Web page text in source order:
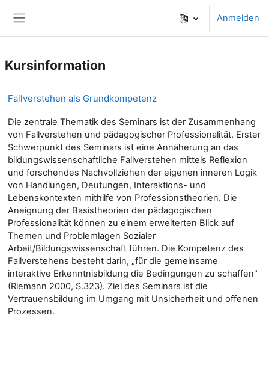
Anmelden
Kursinformation
Fallverstehen als Grundkompetenz
Die zentrale Thematik des Seminars ist der Zusammenhang
von Fallverstehen und pädagogischer Professionalität. Erster
Schwerpunkt des Seminars ist eine Annäherung an das
bildungswissenschaftliche Fallverstehen mittels Reflexion
und forschendes Nachvollziehen der eigenen inneren Logik
von Handlungen, Deutungen, Interaktions- und
Lebenskontexten mithilfe von Professionstheorien. Die
Aneignung der Basistheorien der pädagogischen
Professionalität können zu einem erweiterten Blick auf
Themen und Problemlagen Sozialer
Arbeit/Bildungswissenschaft führen. Die Kompetenz des
Fallverstehens besteht darin, „für die gemeinsame
interaktive Erkenntnisbildung die Bedingungen zu schaffen"
(Riemann 2000, S.323). Ziel des Seminars ist die
Vertrauensbildung im Umgang mit Unsicherheit und offenen
Prozessen.